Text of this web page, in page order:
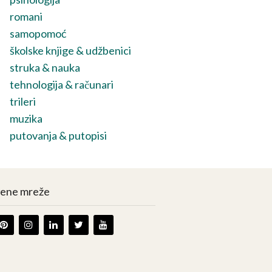
romani
samopomoć
školske knjige & udžbenici
struka & nauka
tehnologija & računari
trileri
muzika
putovanja & putopisi
mreže